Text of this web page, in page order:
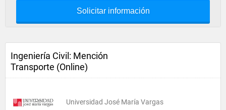
Solicitar información
Ingeniería Civil: Mención
Transporte (Online)
Universidad José María Vargas